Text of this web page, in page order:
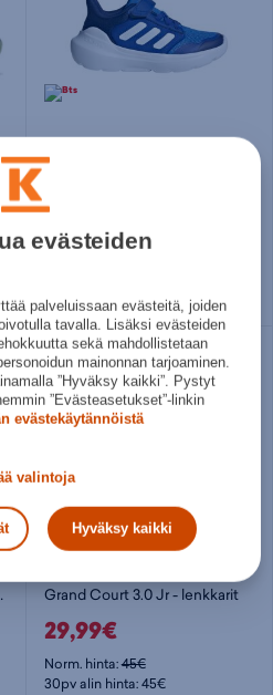
adidas
24,99€
Norm. hinta:40€
Useita kokoja
Jr - lenkkarit
Säästä
33%
Grand Court 3.0 Jr - lenkkarit
29,99€
Norm. hinta:45€
30pv alin hinta: 45€
evästeiden
palveluissaan evästeitä, joiden
tavalla. Lisäksi evästeiden
sekä mahdollistetaan
mainonnan tarjoaminen.
”Hyväksy kaikki”. Pystyt
”Evästeasetukset”-linkin
evästekäytännöistä
valintoja
Hyväksy kaikki